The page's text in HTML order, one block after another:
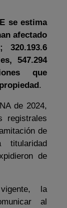
se estima
afectado
320.193.6
547.294
que
.
de 2024,
registrales
de
titularidad
de
la
al